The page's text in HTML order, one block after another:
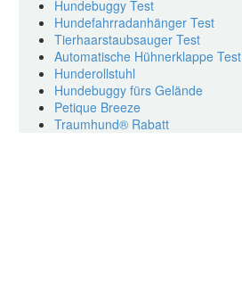
Hundebuggy Test
Hundefahrradanhänger Test
Tierhaarstaubsauger Test
Automatische Hühnerklappe Test
Hunderollstuhl
Hundebuggy fürs Gelände
Petique Breeze
Traumhund® Rabatt